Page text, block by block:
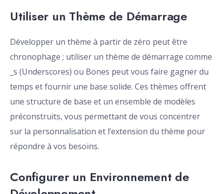
Utiliser un Thème de Démarrage
Développer un thème à partir de zéro peut être
chronophage ; utiliser un thème de démarrage comme
_s (Underscores) ou Bones peut vous faire gagner du
temps et fournir une base solide. Ces thèmes offrent
une structure de base et un ensemble de modèles
préconstruits, vous permettant de vous concentrer
sur la personnalisation et l’extension du thème pour
répondre à vos besoins.
Configurer un Environnement de